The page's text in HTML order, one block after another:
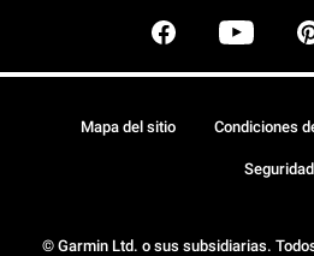
© Garmin Ltd. o sus subsidiarias.
Mapa del sitio Condiciones
Seguridad